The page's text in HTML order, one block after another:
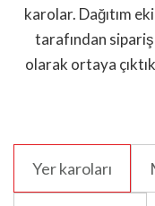
karolar. Dağıtım
tarafından
olarak ortaya
Yer karoları